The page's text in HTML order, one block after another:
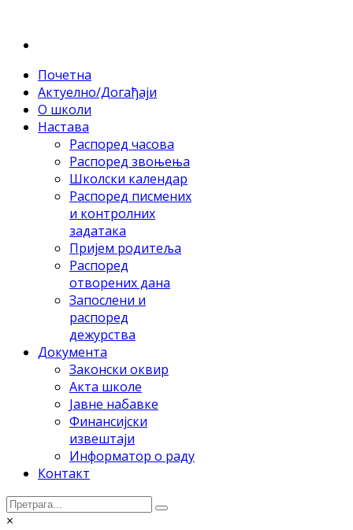
Почетна
Актуелно/Догађаји
О школи
Настава
Распоред часова
Распоред звоњења
Школски календар
Распоред писмених
и контролних
задатака
Пријем родитеља
Распоред
отворених дана
Запослени и
распоред
дежурства
Документа
Законски оквир
Акта школе
Јавне набавке
Финансијски
извештаји
Информатор о раду
Контакт
×